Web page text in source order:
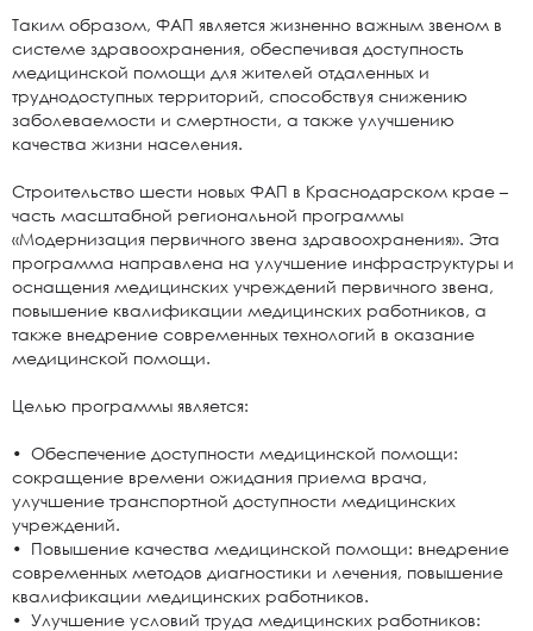
Таким образом, ФАП является жизненно важным звеном в
системе здравоохранения, обеспечивая доступность
медицинской помощи для жителей отдаленных и
труднодоступных территорий, способствуя снижению
заболеваемости и смертности, а также улучшению
качества жизни населения.
Строительство шести новых ФАП в Краснодарском крае –
часть масштабной региональной программы
«Модернизация первичного звена здравоохранения». Эта
программа направлена на улучшение инфраструктуры и
оснащения медицинских учреждений первичного звена,
повышение квалификации медицинских работников, а
также внедрение современных технологий в оказание
медицинской помощи.
Целью программы является:
• Обеспечение доступности медицинской помощи:
сокращение времени ожидания приема врача,
улучшение транспортной доступности медицинских
учреждений.
• Повышение качества медицинской помощи: внедрение
современных методов диагностики и лечения, повышение
квалификации медицинских работников.
• Улучшение условий труда медицинских работников: